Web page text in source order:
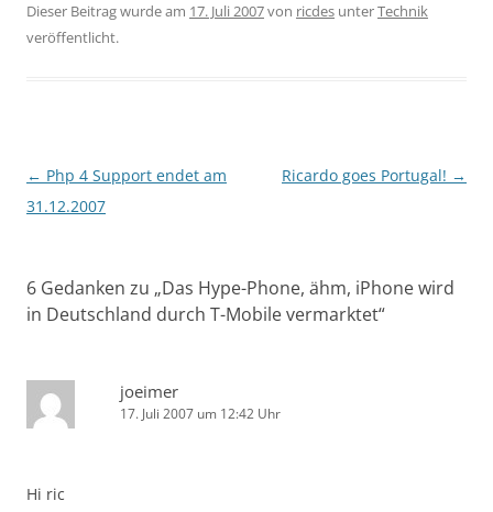
Dieser Beitrag wurde am 17. Juli 2007von ricdes unterTechnik
veröffentlicht.
Beitragsnavigation
← Php 4 Support endet am
31.12.2007
Ricardo goes Portugal! →
6 Gedanken zu „Das Hype-Phone, ähm, iPhone wird
in Deutschland durch T-Mobile vermarktet“
joeimer
17. Juli 2007 um 12:42 Uhr
Hi ric